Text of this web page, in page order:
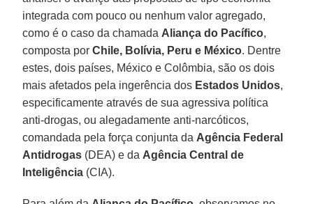
integrada com pouco ou nenhum valor agregado,
como é o caso da chamada Aliança do Pacífico,
composta porChile, Bolívia, Peru e México. Dentre
estes, dois países, México e Colômbia, são os dois
mais afetados pela ingerência dos Estados Unidos,
especificamente através de sua agressiva política
anti-drogas, ou alegadamente anti-narcóticos,
comandada pela força conjunta da Agência Federal
Antidrogas (DEA) e da Agência Central de
Inteligência (CIA).